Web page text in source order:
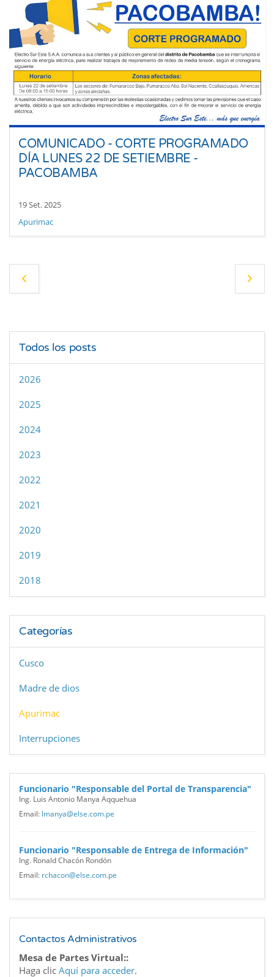
COMUNICADO - CORTE PROGRAMADO
DÍA LUNES 22 DE SETIEMBRE -
PACOBAMBA
19 Set. 2025
Apurimac
Todos los posts
2026
2025
2024
2023
2022
2021
2020
2019
2018
Categorías
Cusco
Madre de dios
Apurimac
Interrupciones
Funcionario "Responsable del Portal de Transparencia"
Ing. Luis Antonio Manya Aqquehua
Email: lmanya@else.com.pe
Funcionario "Responsable de Entrega de Información"
Ing. Ronald Chacón Rondón
Email: rchacon@else.com.pe
Contactos Administrativos
Mesa de Partes Virtual::
Haga clic Aquí para acceder.